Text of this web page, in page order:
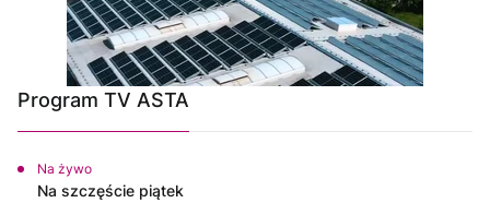
Program TV ASTA
Na żywo
Na szczęście piątek